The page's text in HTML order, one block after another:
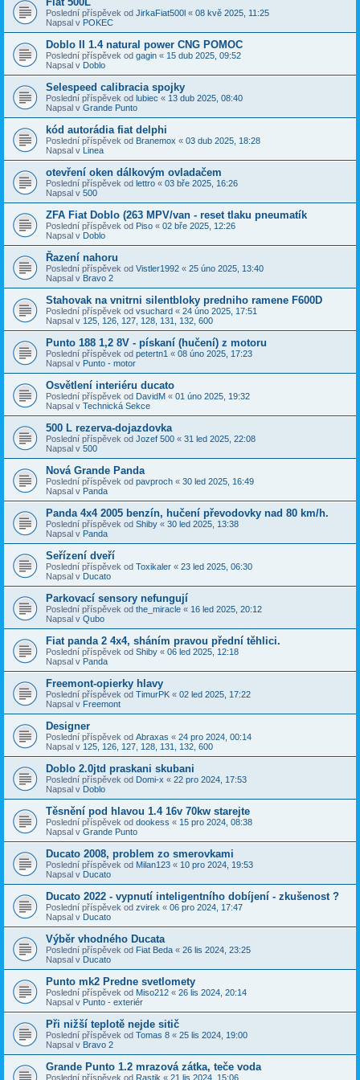
Poslední příspěvek od JirkaFiat500l « 08 kvě 2025, 11:25
Napsal v POKEC
Doblo II 1.4 natural power CNG POMOC
Poslední příspěvek od gagin « 15 dub 2025, 09:52
Napsal v Doblo
Selespeed calibracia spojky
Poslední příspěvek od lubiec « 13 dub 2025, 08:40
Napsal v Grande Punto
kód autorádia fiat delphi
Poslední příspěvek od Branemox « 03 dub 2025, 18:28
Napsal v Linea
otevření oken dálkovým ovladačem
Poslední příspěvek od lettro « 03 bře 2025, 16:26
Napsal v 500
ZFA Fiat Doblo (263 MPV/van - reset tlaku pneumatík
Poslední příspěvek od Piso « 02 bře 2025, 12:26
Napsal v Doblo
Řazení nahoru
Poslední příspěvek od Vistler1992 « 25 úno 2025, 13:40
Napsal v Bravo 2
Stahovak na vnitrni silentbloky predniho ramene F600D
Poslední příspěvek od vsuchard « 24 úno 2025, 17:51
Napsal v 125, 126, 127, 128, 131, 132, 600
Punto 188 1,2 8V - pískaní (hučení) z motoru
Poslední příspěvek od petertn1 « 08 úno 2025, 17:23
Napsal v Punto - motor
Osvětlení interiéru ducato
Poslední příspěvek od DavidM « 01 úno 2025, 19:32
Napsal v Technická Sekce
500 L rezerva-dojazdovka
Poslední příspěvek od Jozef 500 « 31 led 2025, 22:08
Napsal v 500
Nová Grande Panda
Poslední příspěvek od pavproch « 30 led 2025, 16:49
Napsal v Panda
Panda 4x4 2005 benzín, hučení převodovky nad 80 km/h.
Poslední příspěvek od Shiby « 30 led 2025, 13:38
Napsal v Panda
Seřízení dveří
Poslední příspěvek od Toxikaler « 23 led 2025, 06:30
Napsal v Ducato
Parkovací sensory nefungují
Poslední příspěvek od the_miracle « 16 led 2025, 20:12
Napsal v Qubo
Fiat panda 2 4x4, sháním pravou přední těhlici.
Poslední příspěvek od Shiby « 06 led 2025, 12:18
Napsal v Panda
Freemont-opierky hlavy
Poslední příspěvek od TimurPK « 02 led 2025, 17:22
Napsal v Freemont
Designer
Poslední příspěvek od Abraxas « 24 pro 2024, 00:14
Napsal v 125, 126, 127, 128, 131, 132, 600
Doblo 2.0jtd praskani skubani
Poslední příspěvek od Domi-x « 22 pro 2024, 17:53
Napsal v Doblo
Těsnění pod hlavou 1.4 16v 70kw starejte
Poslední příspěvek od dookess « 15 pro 2024, 08:38
Napsal v Grande Punto
Ducato 2008, problem zo smerovkami
Poslední příspěvek od Milan123 « 10 pro 2024, 19:53
Napsal v Ducato
Ducato 2022 - vypnutí inteligentního dobíjení - zkušenost ?
Poslední příspěvek od zvirek « 06 pro 2024, 17:47
Napsal v Ducato
Výběr vhodného Ducata
Poslední příspěvek od Fiat Beda « 26 lis 2024, 23:25
Napsal v Ducato
Punto mk2 Predne svetlomety
Poslední příspěvek od Miso212 « 26 lis 2024, 20:14
Napsal v Punto - exteriér
Při nižší teplotě nejde sitič
Poslední příspěvek od Tomas 8 « 25 lis 2024, 19:00
Napsal v Bravo 2
Grande Punto 1.2 mrazová zátka, teče voda
Poslední příspěvek od Rastik « 21 lis 2024, 15:06